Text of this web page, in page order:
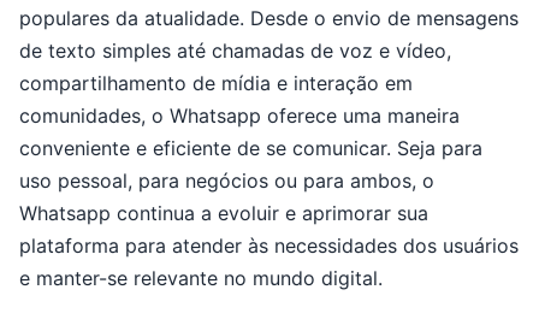
populares da atualidade. Desde o envio de mensagens
de texto simples até chamadas de voz e vídeo,
compartilhamento de mídia e interação em
comunidades, o Whatsapp oferece uma maneira
conveniente e eficiente de se comunicar. Seja para
uso pessoal, para negócios ou para ambos, o
Whatsapp continua a evoluir e aprimorar sua
plataforma para atender às necessidades dos usuários
e manter-se relevante no mundo digital.